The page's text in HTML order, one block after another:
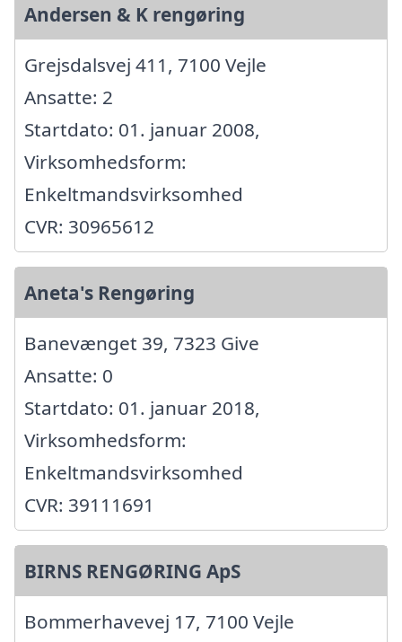
Andersen & K rengøring
Grejsdalsvej 411, 7100 Vejle
Ansatte: 2
Startdato: 01. januar 2008,
Virksomhedsform:
Enkeltmandsvirksomhed
CVR: 30965612
Aneta's Rengøring
Banevænget 39, 7323 Give
Ansatte: 0
Startdato: 01. januar 2018,
Virksomhedsform:
Enkeltmandsvirksomhed
CVR: 39111691
BIRNS RENGØRING ApS
Bommerhavevej 17, 7100 Vejle